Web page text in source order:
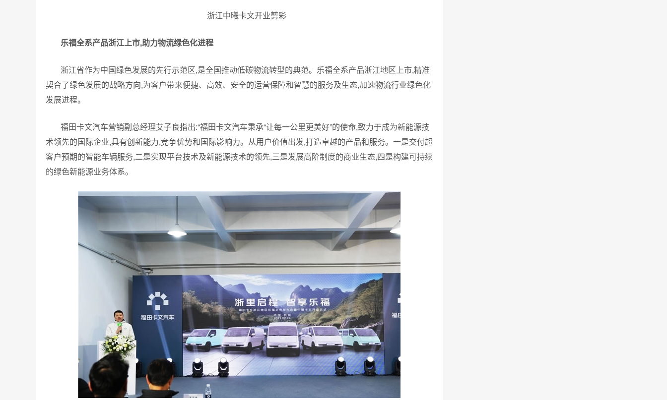
浙江中曦卡文开业剪彩
乐福全系产品浙江上市,助力物流绿色化进程
浙江省作为中国绿色发展的先行示范区,是全国推动低碳物流转型的典范。乐福全系产品浙江地区上市,精准
契合了绿色发展的战略方向,为客户带来便捷、高效、安全的运营保障和智慧的服务及生态,加速物流行业绿色化
发展进程。
福田卡文汽车营销副总经理艾子良指出:“福田卡文汽车秉承“让每一公里更美好”的使命,致力于成为新能源技
术领先的国际企业,具有创新能力,竞争优势和国际影响力。从用户价值出发,打造卓越的产品和服务。一是交付超
客户预期的智能车辆服务,二是实现平台技术及新能源技术的领先,三是发展高阶制度的商业生态,四是构建可持续
的绿色新能源业务体系。